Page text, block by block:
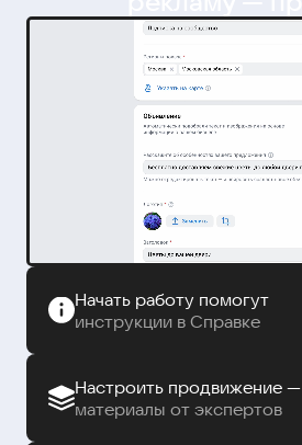
Начать работу помогут
инструкции в Справке
Настроить продвижение —
материалы от экспертов